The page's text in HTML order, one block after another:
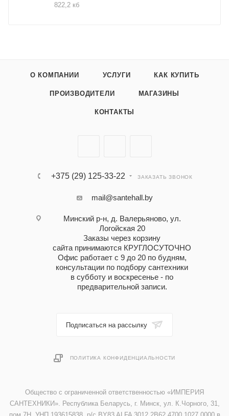
822,2 кб
О КОМПАНИИ УСЛУГИ КАК КУПИТЬ
ПРОИЗВОДИТЕЛИ МАГАЗИНЫ
КОНТАКТЫ
+375 (29) 125-33-22 ЗАКАЗАТЬ ЗВОНОК
mail@santehall.by
Минский р-н, д. Валерьяново, ул.
Логойская 20
Заказы через корзину
сайта принимаются КРУГЛОСУТОЧНО
Офис работает с 9 до 20 по будням,
консультации по подбору сантехники
в субботу и воскресенье - по
предварительной записи.
Подписаться на рассылку
ПОЛИТИКА КОНФИДЕНЦИАЛЬНОСТИ
Общество с ограниченной ответственностью «ИМПЕРИЯ
САНТЕХНИКИ». Республика Беларусь, г. Минск, ул. К.Чорного, 31,